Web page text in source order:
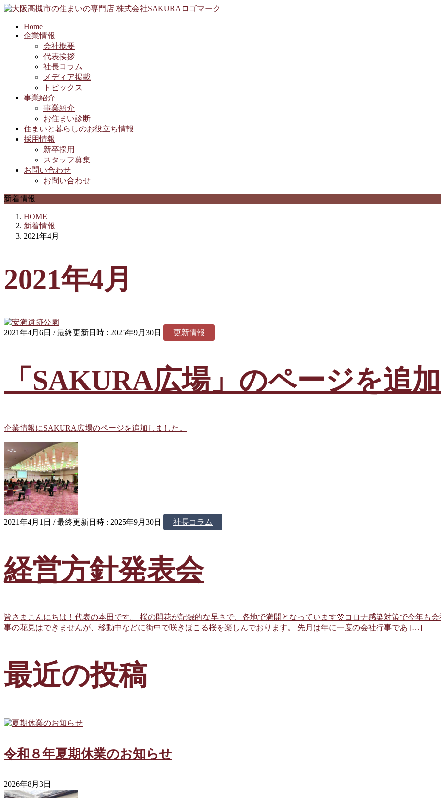
Home
企業情報
会社概要
代表挨拶
社長コラム
メディア掲載
トピックス
事業紹介
事業紹介
お住まい診断
住まいと暮らしのお役立ち情報
採用情報
新卒採用
スタッフ募集
お問い合わせ
お問い合わせ
新着情報
HOME
新着情報
2021年4月
2021年4月
2021年4月6日 / 最終更新日時 : 2025年9月30日 更新情報
「SAKURA広場」のページを追加
企業情報にSAKURA広場のページを追加しました。
2021年4月1日 / 最終更新日時 : 2025年9月30日 社長コラム
経営方針発表会
皆さまこんにちは！代表の本田です。 桜の開花が記録的な早さで、各地で満開となっています🌸コロナ感染対策で今年も会
事の花見はできませんが、移動中などに街中で咲きほこる桜を楽しんでおります。 先月は年に一度の会社行事であ […]
最近の投稿
令和８年夏期休業のお知らせ
2026年8月3日